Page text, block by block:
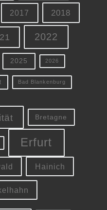
2017 2018
2022
2025 2026
Bad Blankenburg
Bretagne
Erfurt
Hainich